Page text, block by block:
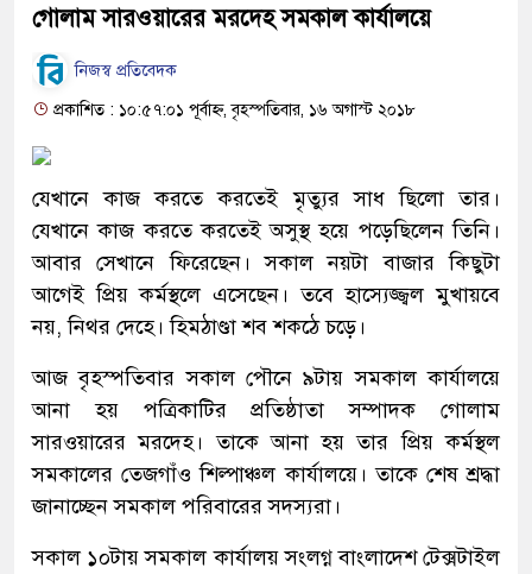
গোলাম সারওয়ারের মরদেহ সমকাল কার্যালয়ে
নিজস্ব প্রতিবেদক
প্রকাশিত : ১০:৫৭:০১ পূর্বাহ্ন, বৃহস্পতিবার, ১৬ অগাস্ট ২০১৮
যেখানে কাজ করতে করতেই মৃত্যুর সাধ ছিলো তার।
যেখানে কাজ করতে করতেই অসুস্থ হয়ে পড়েছিলেন তিনি।
আবার সেখানে ফিরেছেন। সকাল নয়টা বাজার কিছুটা
আগেই প্রিয় কর্মস্থলে এসেছেন। তবে হাস্যেজ্জ্বল মুখায়বে
নয়, নিথর দেহে। হিমঠাণ্ডা শব শকঠে চড়ে।
আজ বৃহস্পতিবার সকাল পৌনে ৯টায় সমকাল কার্যালয়ে
আনা হয় পত্রিকাটির প্রতিষ্ঠাতা সম্পাদক গোলাম
সারওয়ারের মরদেহ। তাকে আনা হয় তার প্রিয় কর্মস্থল
সমকালের তেজগাঁও শিল্পাঞ্চল কার্যালয়ে। তাকে শেষ শ্রদ্ধা
জানাচ্ছেন সমকাল পরিবারের সদস্যরা।
সকাল ১০টায় সমকাল কার্যালয় সংলগ্ন বাংলাদেশ টেক্সটাইল